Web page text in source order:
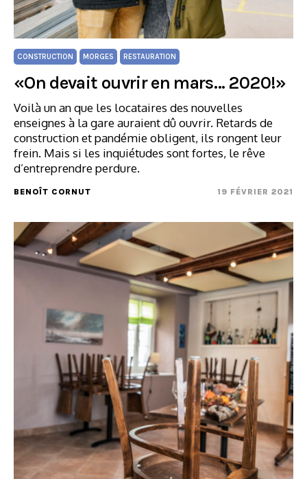
CONSTRUCTION MORGES RESTAURATION
«On devait ouvrir en mars… 2020!»
Voilà un an que les locataires des nouvelles
enseignes à la gare auraient dû ouvrir. Retards de
construction et pandémie obligent, ils rongent leur
frein. Mais si les inquiétudes sont fortes, le rêve
d’entreprendre perdure.
BENOÎT CORNUT 19 FÉVRIER 2021